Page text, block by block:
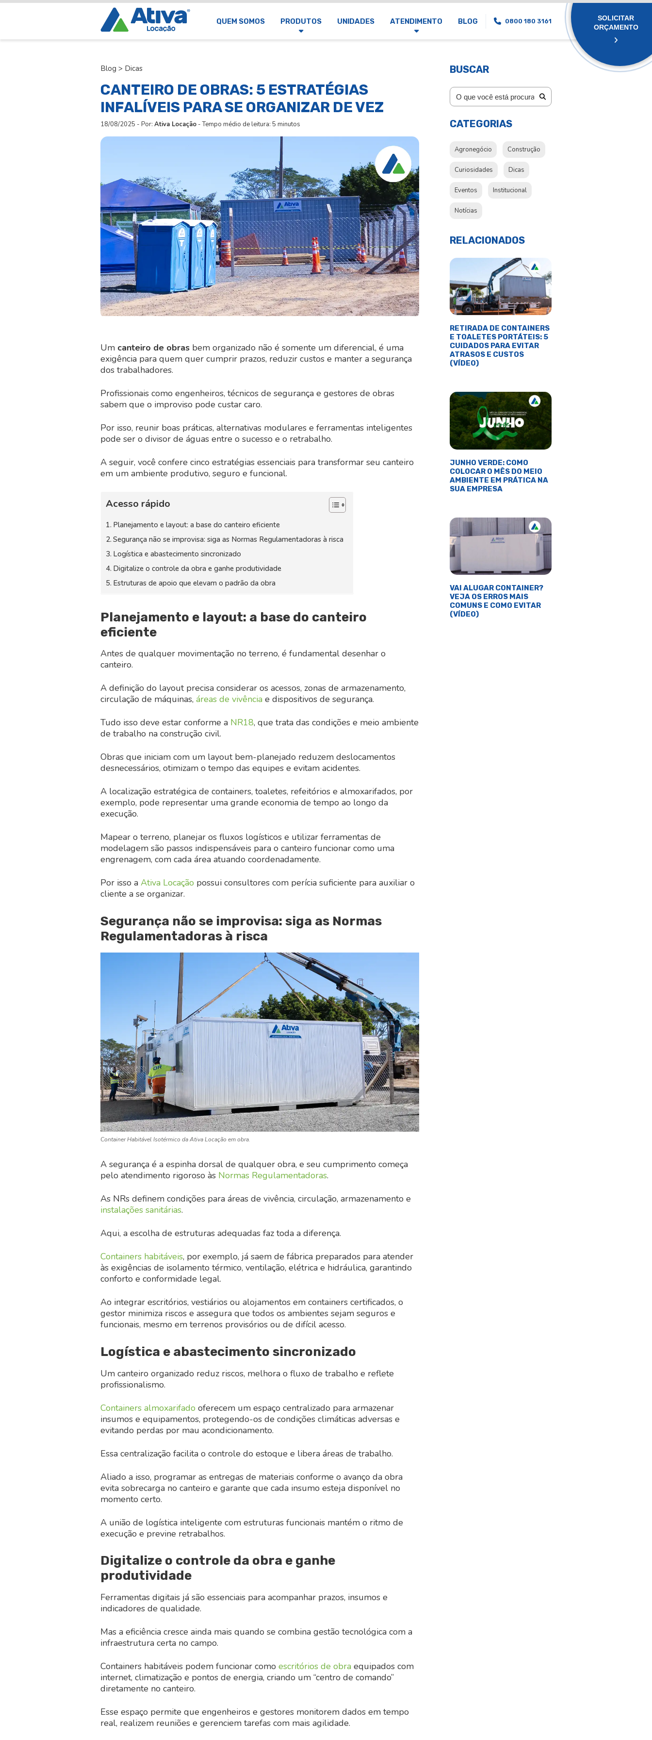
QUEM SOMOS PRODUTOS UNIDADES ATENDIMENTO BLOG 0800 180 3161
SOLICITAR
ORÇAMENTO
Blog > Dicas
CANTEIRO DE OBRAS: 5 ESTRATÉGIAS
INFALÍVEIS PARA SE ORGANIZAR DE VEZ
18/08/2025 - Por: Ativa Locação -Tempo médio de leitura: 5 minutos
Um canteiro de obras bem organizado não é somente um diferencial, é uma
exigência para quem quer cumprir prazos, reduzir custos e manter a segurança
dos trabalhadores.
Profissionais como engenheiros, técnicos de segurança e gestores de obras
sabem que o improviso pode custar caro.
Por isso, reunir boas práticas, alternativas modulares e ferramentas inteligentes
pode ser o divisor de águas entre o sucesso e o retrabalho.
A seguir, você confere cinco estratégias essenciais para transformar seu canteiro
em um ambiente produtivo, seguro e funcional.
Acesso rápido
Planejamento e layout: a base do canteiro eficiente
Segurança não se improvisa: siga as Normas Regulamentadoras à risca
Logística e abastecimento sincronizado
Digitalize o controle da obra e ganhe produtividade
Estruturas de apoio que elevam o padrão da obra
Planejamento e layout: a base do canteiro
eficiente
Antes de qualquer movimentação no terreno, é fundamental desenhar o
canteiro.
A definição do layout precisa considerar os acessos, zonas de armazenamento,
circulação de máquinas, áreas de vivência e dispositivos de segurança.
Tudo isso deve estar conforme a NR18, que trata das condições e meio ambiente
de trabalho na construção civil.
Obras que iniciam com um layout bem-planejado reduzem deslocamentos
desnecessários, otimizam o tempo das equipes e evitam acidentes.
A localização estratégica de containers, toaletes, refeitórios e almoxarifados, por
exemplo, pode representar uma grande economia de tempo ao longo da
execução.
Mapear o terreno, planejar os fluxos logísticos e utilizar ferramentas de
modelagem são passos indispensáveis para o canteiro funcionar como uma
engrenagem, com cada área atuando coordenadamente.
Por isso a Ativa Locação possui consultores com perícia suficiente para auxiliar o
cliente a se organizar.
Segurança não se improvisa: siga as Normas
Regulamentadoras à risca
Container Habitável Isotérmico da Ativa Locação em obra.
A segurança é a espinha dorsal de qualquer obra, e seu cumprimento começa
pelo atendimento rigoroso às Normas Regulamentadoras.
As NRs definem condições para áreas de vivência, circulação, armazenamento e
instalações sanitárias.
Aqui, a escolha de estruturas adequadas faz toda a diferença.
Containers habitáveis, por exemplo, já saem de fábrica preparados para atender
às exigências de isolamento térmico, ventilação, elétrica e hidráulica, garantindo
conforto e conformidade legal.
Ao integrar escritórios, vestiários ou alojamentos em containers certificados, o
gestor minimiza riscos e assegura que todos os ambientes sejam seguros e
funcionais, mesmo em terrenos provisórios ou de difícil acesso.
Logística e abastecimento sincronizado
Um canteiro organizado reduz riscos, melhora o fluxo de trabalho e reflete
profissionalismo.
Containers almoxarifado oferecem um espaço centralizado para armazenar
insumos e equipamentos, protegendo-os de condições climáticas adversas e
evitando perdas por mau acondicionamento.
Essa centralização facilita o controle do estoque e libera áreas de trabalho.
Aliado a isso, programar as entregas de materiais conforme o avanço da obra
evita sobrecarga no canteiro e garante que cada insumo esteja disponível no
momento certo.
A união de logística inteligente com estruturas funcionais mantém o ritmo de
execução e previne retrabalhos.
Digitalize o controle da obra e ganhe
produtividade
Ferramentas digitais já são essenciais para acompanhar prazos, insumos e
indicadores de qualidade.
Mas a eficiência cresce ainda mais quando se combina gestão tecnológica com a
infraestrutura certa no campo.
Containers habitáveis podem funcionar como escritórios de obra equipados com
internet, climatização e pontos de energia, criando um “centro de comando”
diretamente no canteiro.
Esse espaço permite que engenheiros e gestores monitorem dados em tempo
real, realizem reuniões e gerenciem tarefas com mais agilidade.
BUSCAR
CATEGORIAS
Agronegócio Construção
Curiosidades Dicas
Eventos Institucional
Notícias
RELACIONADOS
RETIRADA DE CONTAINERS
E TOALETES PORTÁTEIS: 5
CUIDADOS PARA EVITAR
ATRASOS E CUSTOS
(VÍDEO)
JUNHO VERDE: COMO
COLOCAR O MÊS DO MEIO
AMBIENTE EM PRÁTICA NA
SUA EMPRESA
VAI ALUGAR CONTAINER?
VEJA OS ERROS MAIS
COMUNS E COMO EVITAR
(VÍDEO)